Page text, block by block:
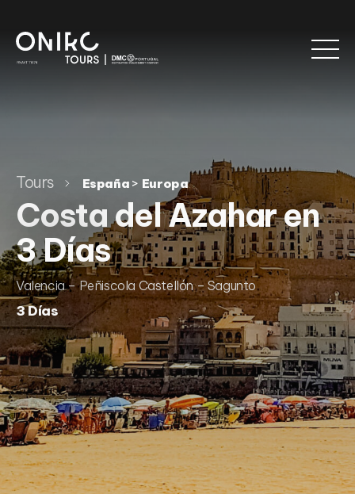
Tours España > Europa
Costa del Azahar en
3 Días
Valencia – Peñiscola Castellón – Sagunto
3 Días